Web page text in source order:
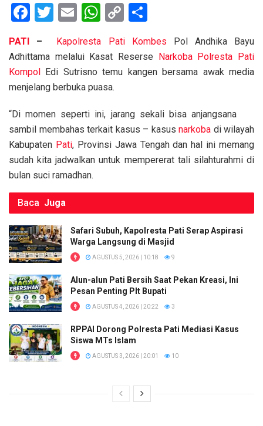
F
ce
b
o
k
T
tt
er
E
ail
W
at
s
A
p
p
C
py
Li
ar
e
PATI – Kapolresta Pati Kombes Pol Andhika Bayu
Adhittama melalui Kasat Reserse Narkoba Polresta Pati
Kompol Edi Sutrisno temu kangen bersama awak media
menjelang berbuka puasa.
“Di momen seperti ini, jarang sekali bisa anjangsana
sambil membahas terkait kasus – kasus narkoba di wilayah
Kabupaten Pati, Provinsi Jawa Tengah dan hal ini memang
sudah kita jadwalkan untuk mempererat tali silahturahmi di
bulan suci ramadhan.
Baca Juga
Safari Subuh, Kapolresta Pati Serap Aspirasi
Warga Langsung di Masjid
AGUSTUS 5, 2026 | 10:18 9
Alun-alun Pati Bersih Saat Pekan Kreasi, Ini
Pesan Penting Plt Bupati
AGUSTUS 4, 2026 | 20:22 3
RPPAI Dorong Polresta Pati Mediasi Kasus
Siswa MTs Islam
AGUSTUS 3, 2026 | 20:01 10